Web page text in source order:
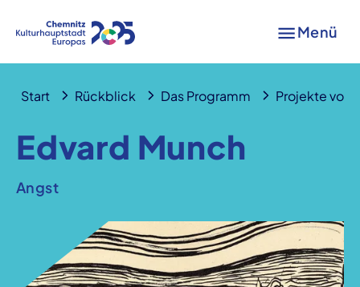
Menü
Start Rückblick Das Programm Projekte von
Edvard Munch
Angst